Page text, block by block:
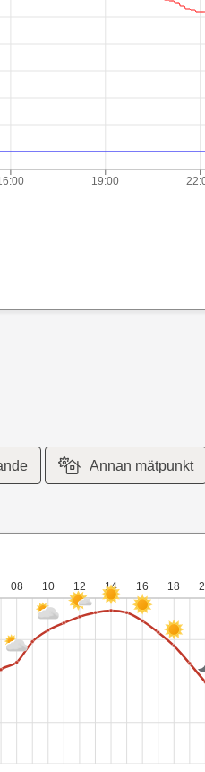
19:00
Annan mätpunkt
8 aug: 22,8 till 12,2
08 10 12 14 16 18